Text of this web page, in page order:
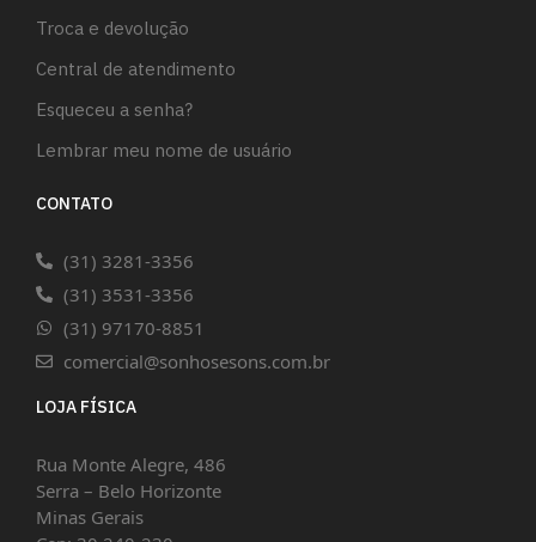
Troca e devolução
Central de atendimento
Esqueceu a senha?
Lembrar meu nome de usuário
CONTATO
(31) 3281-3356
(31) 3531-3356
(31) 97170-8851
comercial@sonhosesons.com.br
LOJA FÍSICA
Rua Monte Alegre, 486
Serra – Belo Horizonte
Minas Gerais